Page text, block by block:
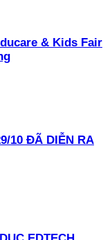
& Kids Fair
10 ĐÃ DIỄN RA